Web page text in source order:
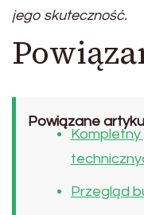
jego skuteczność.
Powiązane
Przegląd